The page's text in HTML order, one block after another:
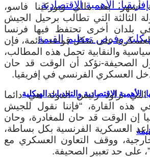
الاقتصادية والتحديات الهيكلية
بعد مالي وبوركينا فاسو،
الثالثة التي تطالب برحيل الجيش
بلدان أخرى تحتفظ فيها فرنسا
على شكل قواعد دائمة، فإن
والنقابية تحمل هذه المطالب،
الصحيفة-نؤكد أن الوقت قد حان
العسكري الفرنسي في إفريقيا.
تراود رئيس الدولة هي دائما
هذه القارة، “فإننا نقول للجيش
إن الوقت قد حان للمغادرة، وحان
العسكرية الفرنسية بكل بساطة،
ووقف التعاون العسكري مع
على حد تعبير الصحيفة.